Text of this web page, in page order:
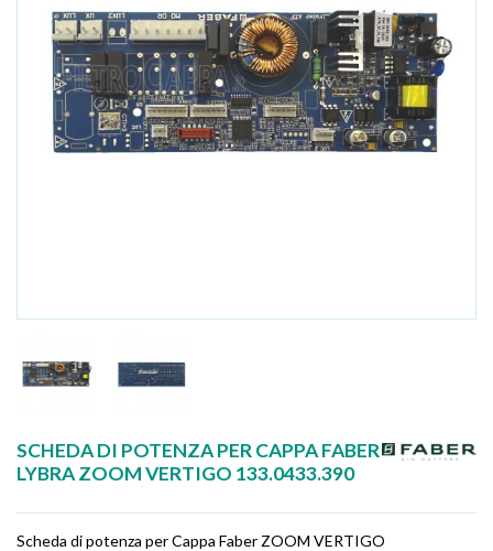
SCHEDA DI POTENZA PER CAPPA FABER
LYBRA ZOOM VERTIGO 133.0433.390
Scheda di potenza per Cappa Faber ZOOM VERTIGO